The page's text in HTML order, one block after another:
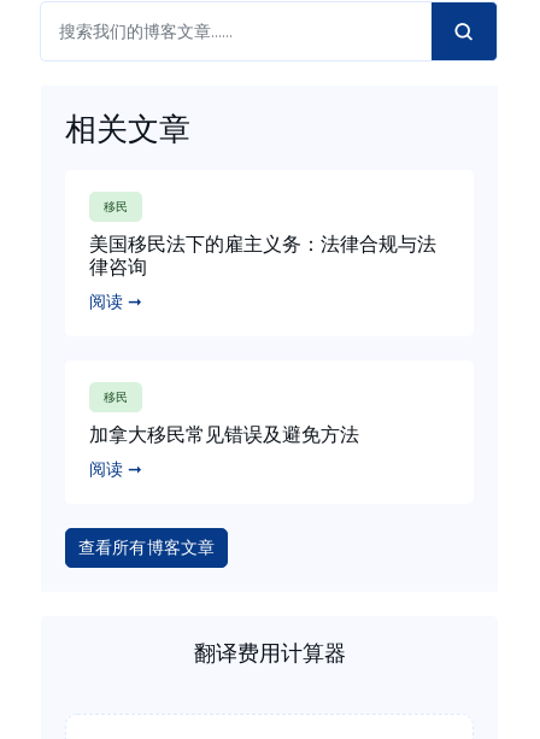
相关文章
移民
美国移民法下的雇主义务：法律合规与法
律咨询
阅读 ➞
移民
加拿大移民常见错误及避免方法
阅读 ➞
查看所有博客文章
翻译费用计算器